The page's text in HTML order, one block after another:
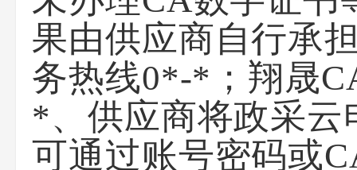
果由供应商自行承
务热线0*-*；翔晟
*、供应商将政采云
可通过账号密码或